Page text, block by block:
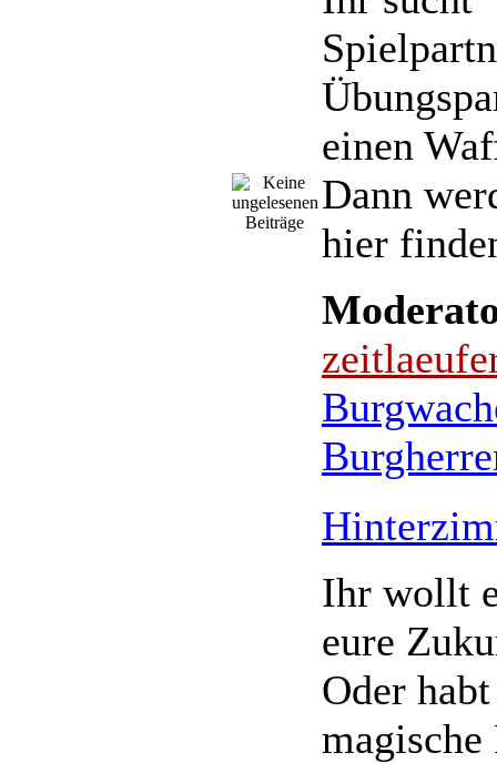
einen
Dann
hier
Ihr wollt
eure
Oder
magische